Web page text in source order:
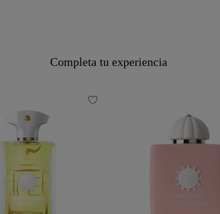
Completa tu experiencia